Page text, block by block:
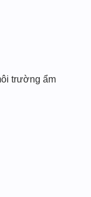
trường ẩm